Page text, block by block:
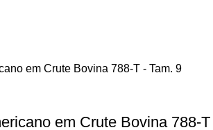
em Crute Bovina 788-T